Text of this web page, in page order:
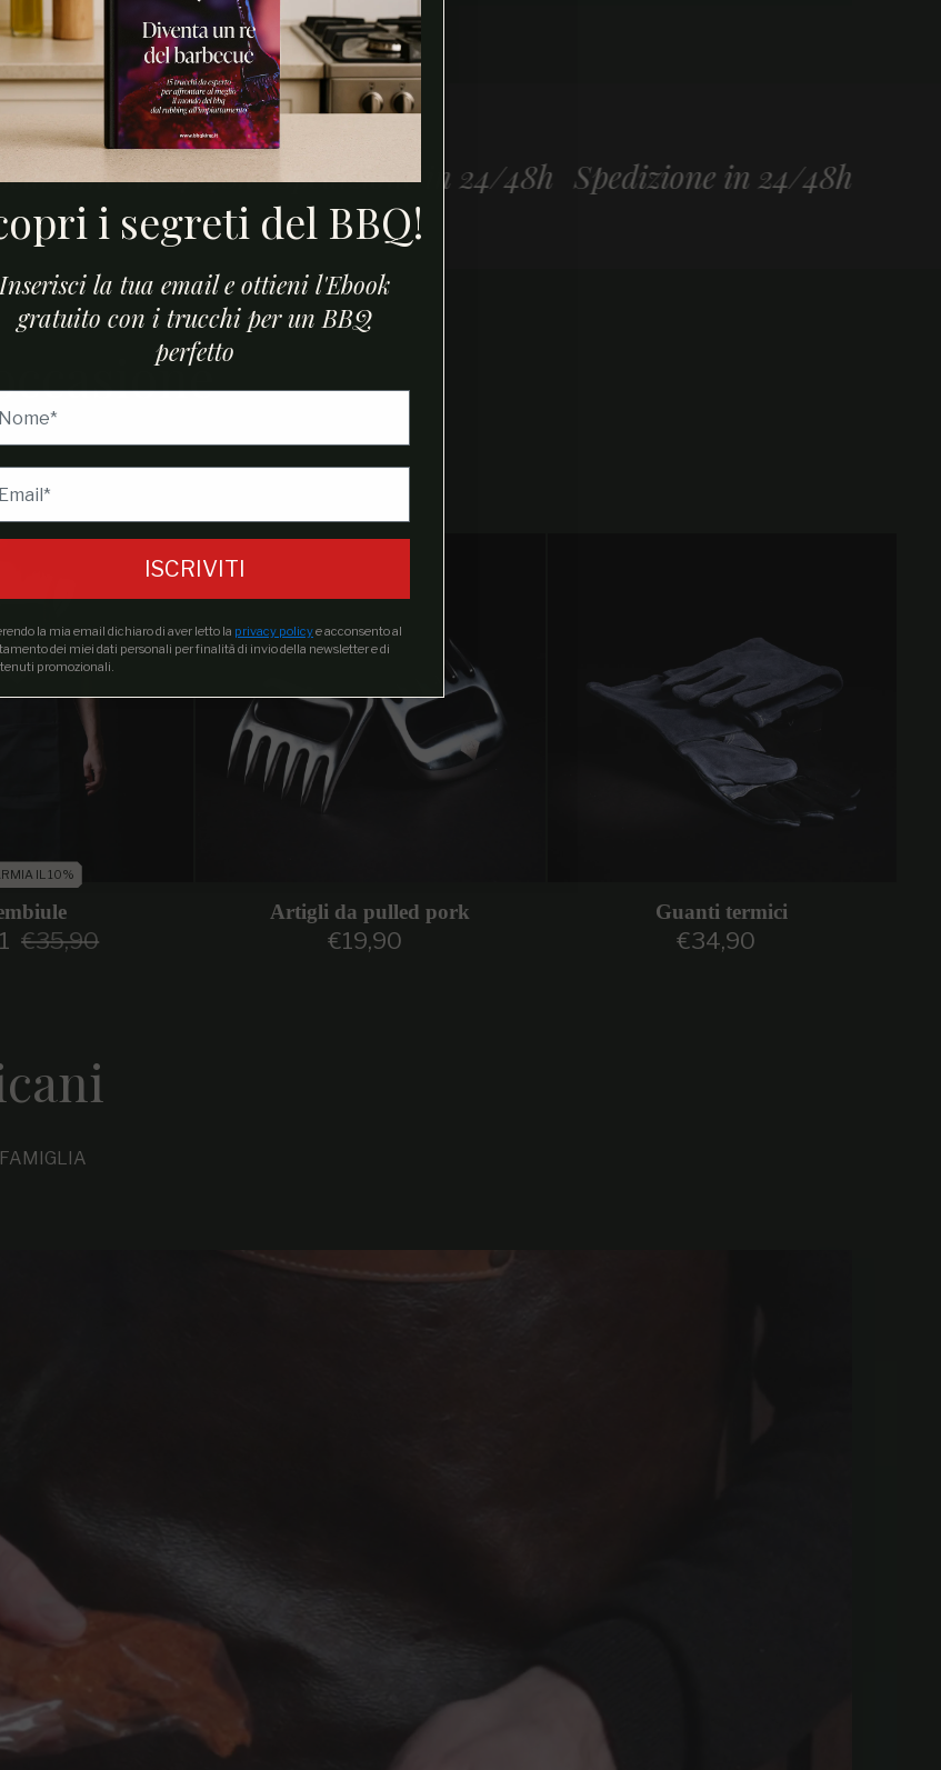
in 24/48h Spedizione in 24/48h Spedizione in 24/48h
IL 10%
Prezzo di vendita
Prezzo regolare
€35,90
Artigli da pulled pork
Prezzo regolare
€19,90
Guanti termici
Prezzo regolare
€34,90
i segreti del BBQ!
Inserisci la tua email e ottieni l'Ebook
gratuito con i trucchi per un BBQ
perfetto
ISCRIVITI
la mia email dichiaro di aver letto la privacy policye acconsento al
dei miei dati personali per finalità di invio della newsletter e di
promozionali.